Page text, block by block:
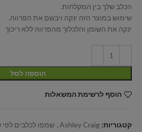
הכלב שלך בין המקלחות.
שימוש במוצר הזה ינקה ויבשם את הפרווה.
ינקה את השומן והלכלוך מהפרווה ללא ריכוך
הוספה לסל
הוסף לרשימת המשאלות
קטגוריות: Ashley Craig
, שמפו לכלבים לפי